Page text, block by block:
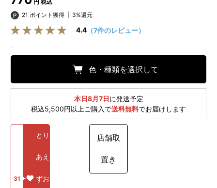
円 税込
21 ポイント獲得
3%還元
4.4 （7件のレビュー）
色・種類を選択して
本日8月7日に発送予定
税込5,500円以上ご購入で送料無料でお届けします
31
とり
あえ
ずお
店舗取
置き